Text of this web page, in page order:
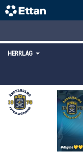
HERRLAG
HEM
TRUPPEN